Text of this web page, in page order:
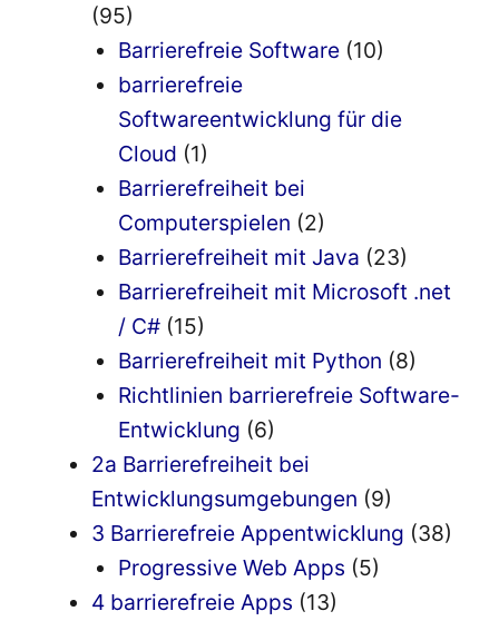
(95)
Barrierefreie Software (10)
barrierefreie
Softwareentwicklung für die
Cloud (1)
Barrierefreiheit bei
Computerspielen (2)
Barrierefreiheit mit Java (23)
Barrierefreiheit mit Microsoft .net
/ C# (15)
Barrierefreiheit mit Python (8)
Richtlinien barrierefreie Software-
Entwicklung (6)
2a Barrierefreiheit bei
Entwicklungsumgebungen (9)
3 Barrierefreie Appentwicklung (38)
Progressive Web Apps (5)
4 barrierefreie Apps (13)